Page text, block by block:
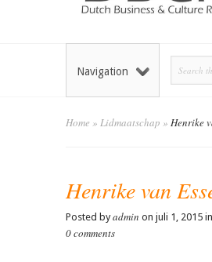
Navigation
Home » Lidmaatschap » Henrike
Henrike van
Posted byadmin on juli 1, 2015 in
0 comments